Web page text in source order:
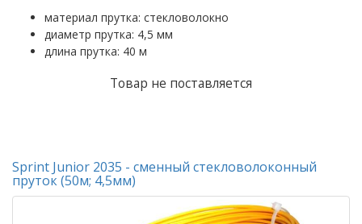
материал прутка: стекловолокно
диаметр прутка: 4,5 мм
длина прутка: 40 м
Товар не поставляется
Sprint Junior 2035 - сменный стекловолоконный
пруток (50м; 4,5мм)